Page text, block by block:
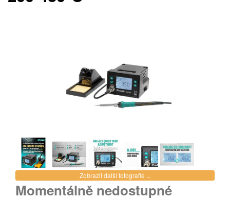
Zobrazit další fotografie ...
Momentálně nedostupné